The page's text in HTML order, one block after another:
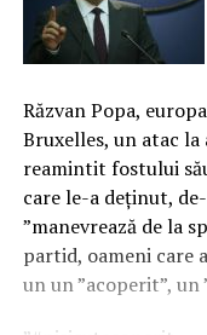
Răzvan Popa,
Bruxelles, un atac
reamintit fostului
care le-a deţinut,
”manevrează de la
partid, oameni care
un un ”acoperit”, un